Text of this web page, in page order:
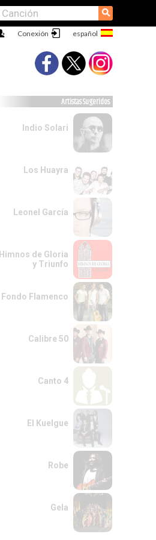
⚲
Conexión
Artistas Sugeridos
Indio Solari
Los Huayra
Leonel García
Himnos de Gloria
y Triunfo
Fondo Flamenco
Calibre 50
Canto 4
El Kuelgue
Robe
Gela